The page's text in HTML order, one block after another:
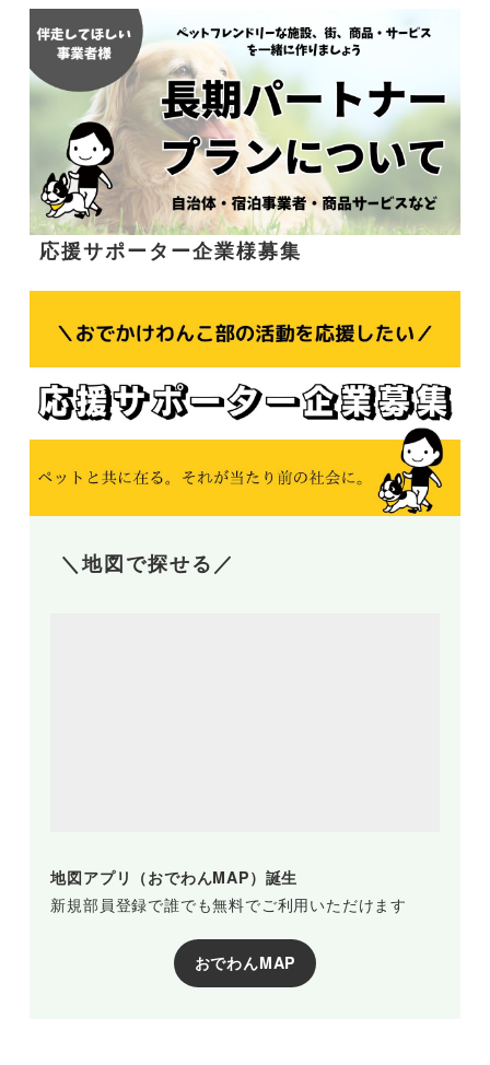
応援サポーター企業様募集
＼地図で探せる／
地図アプリ（おでわんMAP）誕生
新規部員登録で誰でも無料でご利用いただけます
おでわんMAP